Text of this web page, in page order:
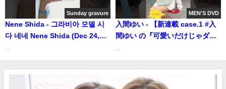
ャンプ公式】さんより
Sunday gravure
Nene Shida - 그라비아 모델 시
다 네네 Nene Shida (Dec 24,
MEN'S DVD
入間ゆい - 【新連載 case.1 #入
間ゆい の『可愛いだけじゃダメ
ョムービー】＜grafan vol.3＞
#shorts #可愛い (Jul 08, 2025) |
MEN'S DVD Channelさんより